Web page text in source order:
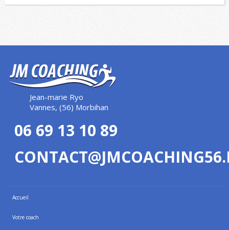
Jean-marie Ryo
Vannes, (56) Morbihan
06 69 13 10 89
Accueil
Votre coach